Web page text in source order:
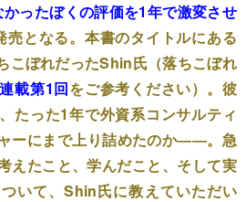
かったぼくの評価を1年で激変させ
売となる。本書のタイトルにある
こぼれだったShin氏（落ちこぼれ
連載第1回をご参考ください）。彼
たった1年で外資系コンサルティ
ーにまで上り詰めたのか――。急
えたこと、学んだこと、そして実
いて、Shin氏に教えていただい